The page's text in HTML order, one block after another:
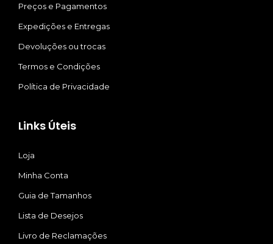
Preços e Pagamentos
Expedições e Entregas
Devoluções ou trocas
Termos e Condições
Política de Privacidade
Links Úteis
Loja
Minha Conta
Guia de Tamanhos
Lista de Desejos
Livro de Reclamações